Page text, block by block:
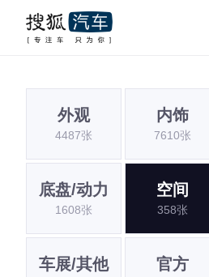
外观
4487张
内饰
7610张
底盘/动力
1608张
空间
358张
车展/其他 官方